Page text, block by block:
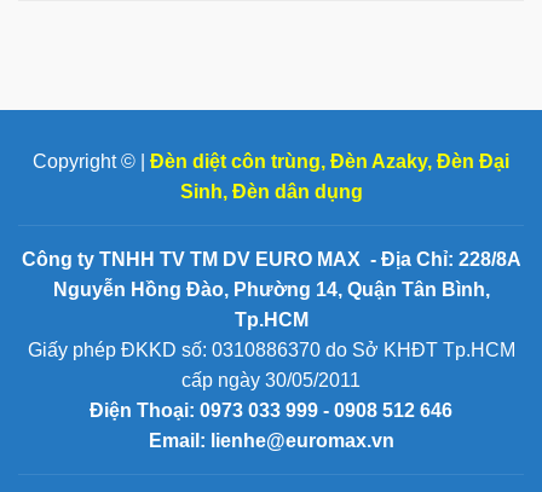
Copyright © | Đèn diệt côn trùng, Đèn Azaky, Đèn Đại
Sinh, Đèn dân dụng
Công ty TNHH TV TM DV EURO MAX - Địa Chỉ: 228/8A
Nguyễn Hồng Đào, Phường 14, Quận Tân Bình,
Tp.HCM
Giấy phép ĐKKD số: 0310886370 do Sở KHĐT Tp.HCM
cấp ngày 30/05/2011
Điện Thoại: 0973 033 999 - 0908 512 646
Email: lienhe@euromax.vn